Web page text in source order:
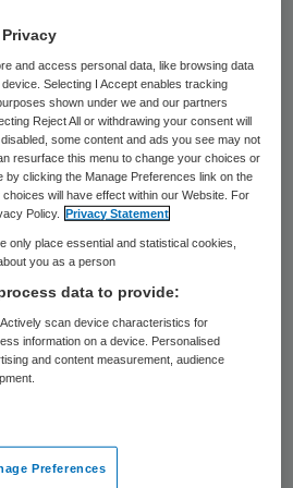
Friesland (ZWF) en de
(WFHO) bundelen de
verder onder de naam
organisatie gaat werken
van de huisartsenzorg
meer ruimte is voor het
voor de patiënt.
and access personal data, like browsing data
Selecting I Accept enables tracking
shown under we and our partners
Reject All or withdrawing your consent will
some content and ads you see may not
resurface this menu to change your choices or
by clicking the Manage Preferences link on the
will have effect within our Website. For
Policy.
Privacy Statement
only place essential and statistical cookies,
you as a person
data to provide:
scan device characteristics for
information on a device. Personalised
and content measurement, audience
Preferences